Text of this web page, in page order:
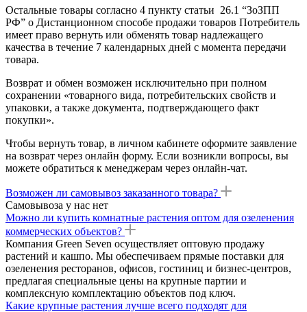
Остальные товары согласно 4 пункту статьи 26.1 “ЗоЗПП
РФ” о Дистанционном способе продажи товаров Потребитель
имеет право вернуть или обменять товар надлежащего
качества в течение 7 календарных дней с момента передачи
товара.
Возврат и обмен возможен исключительно при полном
сохранении «товарного вида, потребительских свойств и
упаковки, а также документа, подтверждающего факт
покупки».
Чтобы вернуть товар, в личном кабинете оформите заявление
на возврат через онлайн форму. Если возникли вопросы, вы
можете обратиться к менеджерам через онлайн-чат.
Возможен ли самовывоз заказанного товара?
Самовывоза у нас нет
Можно ли купить комнатные растения оптом для озеленения
коммерческих объектов?
Компания Green Seven осуществляет оптовую продажу
растений и кашпо. Мы обеспечиваем прямые поставки для
озеленения ресторанов, офисов, гостиниц и бизнес-центров,
предлагая специальные цены на крупные партии и
комплексную комплектацию объектов под ключ.
Какие крупные растения лучше всего подходят для